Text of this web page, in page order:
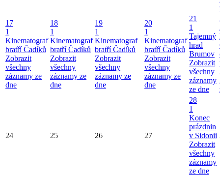
17
1
Kinematograf
bratří Čadíků
Zobrazit
všechny
záznamy ze
dne
18
1
Kinematograf
bratří Čadíků
Zobrazit
všechny
záznamy ze
dne
19
1
Kinematograf
bratří Čadíků
Zobrazit
všechny
záznamy ze
dne
20
1
Kinematograf
bratří Čadíků
Zobrazit
všechny
záznamy ze
dne
21
1
Tajemný
hrad
Brumov
Zobrazit
všechny
záznamy
ze dne
24 25 26 27
28
1
Konec
prázdnin
v Sidonii
Zobrazit
všechny
záznamy
ze dne